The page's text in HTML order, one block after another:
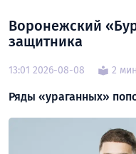
Воронежский
защитника
13:01 2026-08-08 2 мин
Ряды «ураганных»